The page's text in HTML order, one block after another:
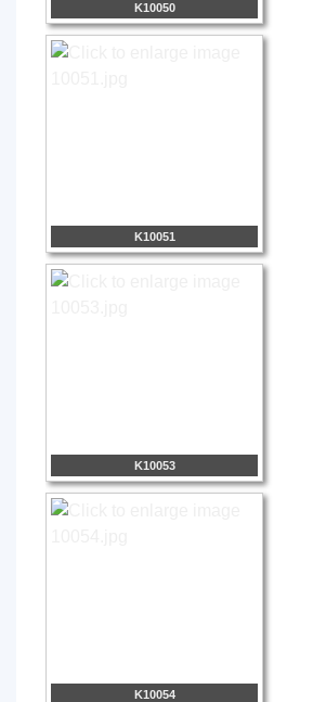
K10050
K10051
K10053
K10054